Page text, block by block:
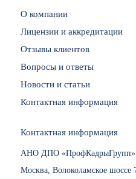
О компании
Лицензии и аккредитации
Отзывы клиентов
Вопросы и ответы
Новости и статьи
Контактная информация
Контактная информация
АНО ДПО «ПрофКадрыГрупп»
Москва, Волоколамское шоссе